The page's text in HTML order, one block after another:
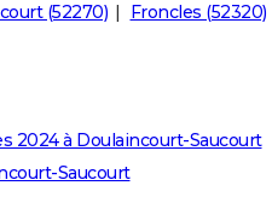
(52270) Froncles (52320)
2024 à Doulaincourt-Saucourt
Saucourt